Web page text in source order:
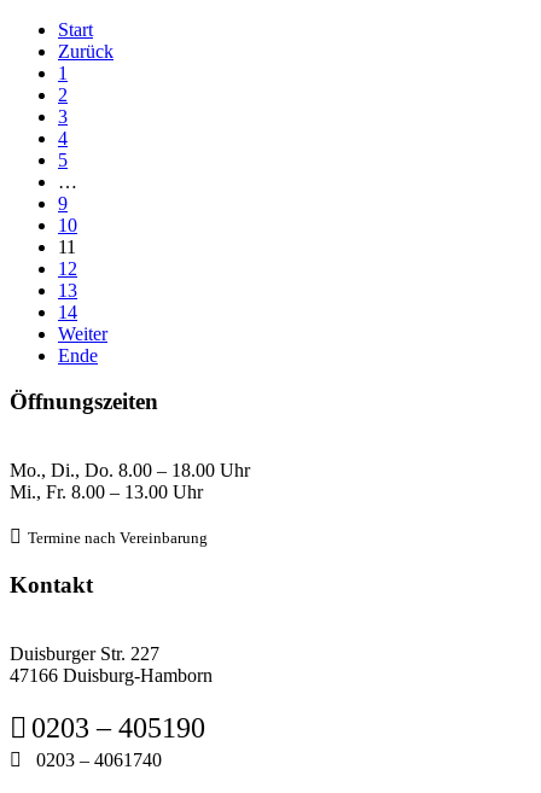
Start
Zurück
1
2
3
4
5
…
9
10
11
12
13
14
Weiter
Ende
Öffnungszeiten
Mo., Di., Do. 8.00 – 18.00 Uhr
Mi., Fr. 8.00 – 13.00 Uhr
 Termine nach Vereinbarung
Kontakt
Duisburger Str. 227
47166 Duisburg-Hamborn
 0203 – 405190
 0203 – 4061740